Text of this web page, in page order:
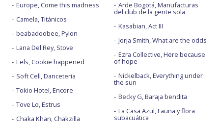
Europe, Come this madness
Camela, Titánicos
beabadoobee, Pylon
Lana Del Rey, Stove
Eels, Cookie happened
Soft Cell, Danceteria
Tokio Hotel, Encore
Tove Lo, Estrus
Chaka Khan, Chakzilla
Arde Bogotá, Manufacturas
del club de la gente sola
Kasabian, Act III
Jorja Smith, What are the odds
Ezra Collective, Here because
of hope
Nickelback, Everything under
the sun
Becky G, Baraja bendita
La Casa Azul, Fauna y flora
subacuática